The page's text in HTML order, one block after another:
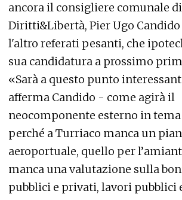
ancora il consigliere comunale di
Diritti&Libertà, Pier Ugo
l'altro referati pesanti, che
sua candidatura a prossimo
«Sarà a questo punto
afferma Candido - come agirà il
neocomponente esterno in
perché a Turriaco manca un
aeroportuale, quello per
manca una valutazione sulla
pubblici e privati, lavori pubblici